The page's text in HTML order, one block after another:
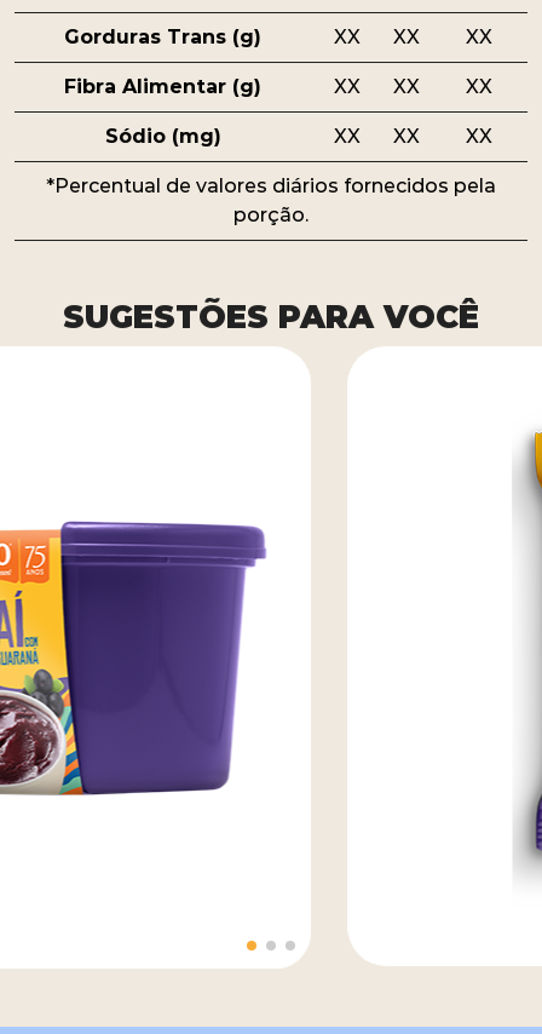
Gorduras Trans (g) XX XX XX
Fibra Alimentar (g) XX XX XX
Sódio (mg) XX XX XX
*Percentual de valores diários fornecidos pela
porção.
SUGESTÕES PARA VOCÊ